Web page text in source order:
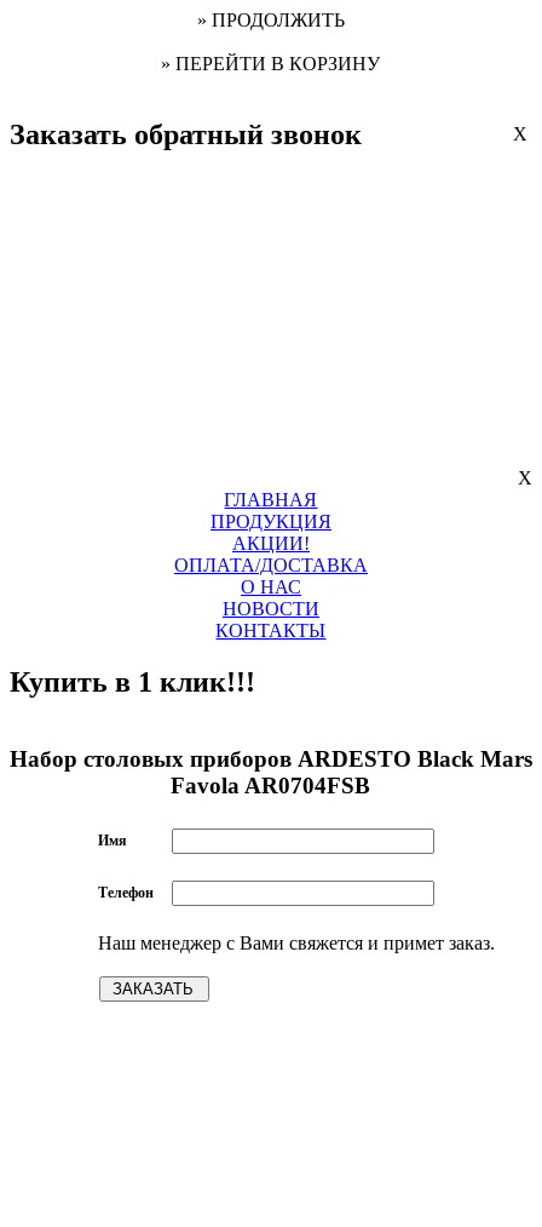
» ПРОДОЛЖИТЬ
» ПЕРЕЙТИ В КОРЗИНУ
Заказать обратный звонок X
X
ГЛАВНАЯ
ПРОДУКЦИЯ
АКЦИИ!
ОПЛАТА/ДОСТАВКА
О НАС
НОВОСТИ
КОНТАКТЫ
Купить в 1 клик!!!
Набор столовых приборов ARDESTO Black Mars
Favola AR0704FSB
Имя
Телефон
Наш менеджер с Вами свяжется и примет заказ.